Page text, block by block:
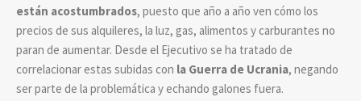
están acostumbrados, puesto que año a año ven cómo los
precios de sus alquileres, la luz, gas, alimentos y carburantes no
paran de aumentar. Desde el Ejecutivo se ha tratado de
correlacionar estas subidas con la Guerra de Ucrania, negando
ser parte de la problemática y echando galones fuera.